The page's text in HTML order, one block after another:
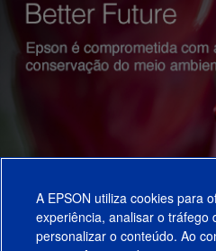
A EPSON utiliza cookies para
experiência, analisar o tráfego
personalizar o conteúdo. Ao